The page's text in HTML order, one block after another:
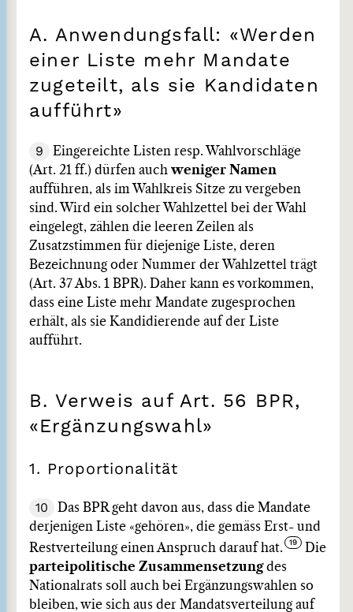
A. Anwendungsfall: «Werden
einer Liste mehr Mandate
zugeteilt, als sie Kandidaten
aufführt»
9
Eingereichte Listen resp. Wahlvorschläge
(Art. 21 ff.) dürfen auch weniger Namen
aufführen, als im Wahlkreis Sitze zu vergeben
sind. Wird ein solcher Wahlzettel bei der Wahl
eingelegt, zählen die leeren Zeilen als
Zusatzstimmen für diejenige Liste, deren
Bezeichnung oder Nummer der Wahlzettel trägt
(Art. 37 Abs. 1 BPR). Daher kann es vorkommen,
dass eine Liste mehr Mandate zugesprochen
erhält, als sie Kandidierende auf der Liste
aufführt.
B. Verweis auf Art. 56 BPR,
«Ergänzungswahl»
1. Proportionalität
10
Das BPR geht davon aus, dass die Mandate
derjenigen Liste «gehören», die gemäss Erst- und
Restverteilung einen Anspruch darauf hat.
Die
parteipolitische Zusammensetzungdes
Nationalrats soll auch bei Ergänzungswahlen so
bleiben, wie sich aus der Mandatsverteilung auf